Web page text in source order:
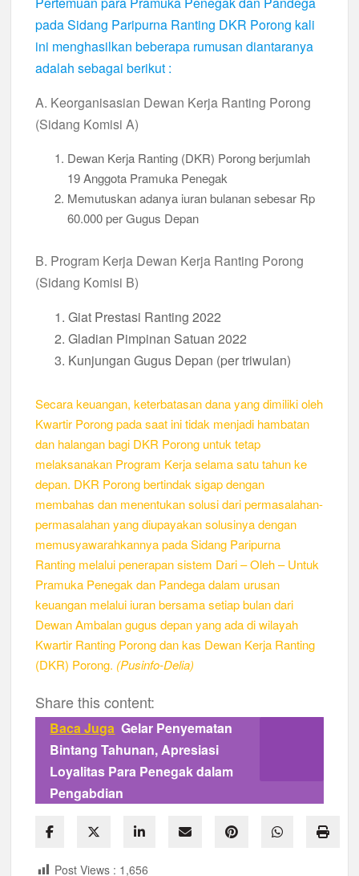
pada Sidang Paripurna Ranting DKR Porong kali
ini menghasilkan beberapa rumusan diantaranya
adalah sebagai berikut :
A. Keorganisasian Dewan Kerja Ranting Porong
(Sidang Komisi A)
Dewan Kerja Ranting (DKR) Porong berjumlah
19 Anggota Pramuka Penegak
Memutuskan adanya iuran bulanan sebesar Rp
60.000 per Gugus Depan
B. Program Kerja Dewan Kerja Ranting Porong
(Sidang Komisi B)
Giat Prestasi Ranting 2022
Gladian Pimpinan Satuan 2022
Kunjungan Gugus Depan (per triwulan)
Secara keuangan, keterbatasan dana yang dimiliki oleh
Kwartir Porong pada saat ini tidak menjadi hambatan
dan halangan bagi DKR Porong untuk tetap
melaksanakan Program Kerja selama satu tahun ke
depan. DKR Porong bertindak sigap dengan
membahas dan menentukan solusi dari permasalahan-
permasalahan yang diupayakan solusinya dengan
memusyawarahkannya pada Sidang Paripurna
Ranting melalui penerapan sistem Dari – Oleh – Untuk
Pramuka Penegak dan Pandega dalam urusan
keuangan melalui iuran bersama setiap bulan dari
Dewan Ambalan gugus depan yang ada di wilayah
Kwartir Ranting Porong dan kas Dewan Kerja Ranting
(DKR) Porong. (Pusinfo-Delia)
Share this content:
Baca Juga Gelar Penyematan
Bintang Tahunan, Apresiasi
Loyalitas Para Penegak dalam
Pengabdian
Post Views : 1,656